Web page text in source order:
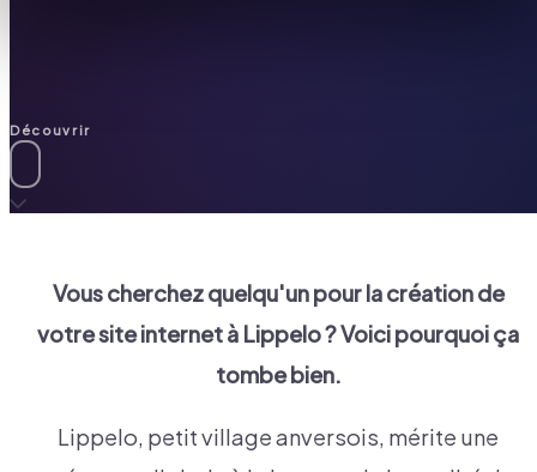
Découvrir
Vous cherchez quelqu'un pour la création de
votre site internet à Lippelo? Voici pourquoi ça
tombe bien.
Lippelo, petit village anversois, mérite une